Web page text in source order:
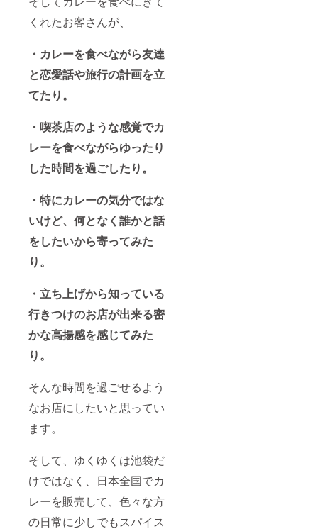
くれたお客さんが、
・カレーを食べながら友達
と恋愛話や旅行の計画を立
てたり。
・喫茶店のような感覚でカ
レーを食べながらゆったり
した時間を過ごしたり。
・特にカレーの気分ではな
いけど、何となく誰かと話
をしたいから寄ってみた
り。
・立ち上げから知っている
行きつけのお店が出来る密
かな高揚感を感じてみた
り。
そんな時間を過ごせるよう
なお店にしたいと思ってい
ます。
そして、ゆくゆくは池袋だ
けではなく、日本全国でカ
レーを販売して、色々な方
の日常に少しでもスパイス